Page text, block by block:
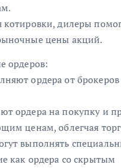
котировки, дилеры
цены акций.
ордеров:
ордера от
ордера на покупку и
ценам, облегчая
выполнять
как ордера со скрытым